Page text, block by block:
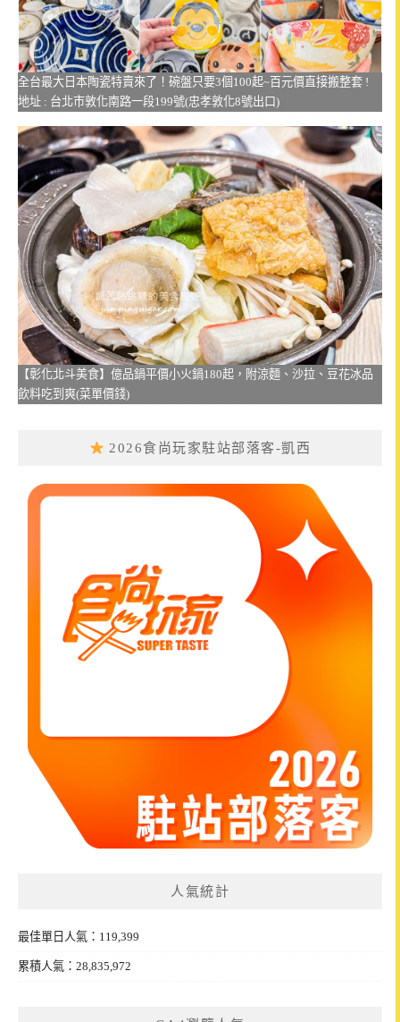
全台最大日本陶瓷特賣來了！碗盤只要3個100起~百元價直接搬整套 !
地址 : 台北市敦化南路一段199號(忠孝敦化8號出口)
【彰化北斗美食】億品鍋平價小火鍋180起，附涼麵、沙拉、豆花冰品
飲料吃到爽(菜單價錢)
2026食尚玩家駐站部落客-凱西
人氣統計
最佳單日人氣：119,399
累積人氣：28,835,972